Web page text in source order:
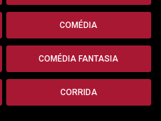
COMÉDIA
COMÉDIA FANTASIA
CORRIDA